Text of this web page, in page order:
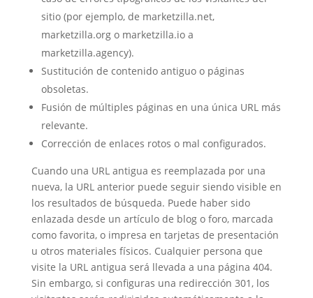
sitio (por ejemplo, de marketzilla.net,
marketzilla.org o marketzilla.io a
marketzilla.agency).
Sustitución de contenido antiguo o páginas
obsoletas.
Fusión de múltiples páginas en una única URL más
relevante.
Corrección de enlaces rotos o mal configurados.
Cuando una URL antigua es reemplazada por una
nueva, la URL anterior puede seguir siendo visible en
los resultados de búsqueda. Puede haber sido
enlazada desde un artículo de blog o foro, marcada
como favorita, o impresa en tarjetas de presentación
u otros materiales físicos. Cualquier persona que
visite la URL antigua será llevada a una página 404.
Sin embargo, si configuras una redirección 301, los